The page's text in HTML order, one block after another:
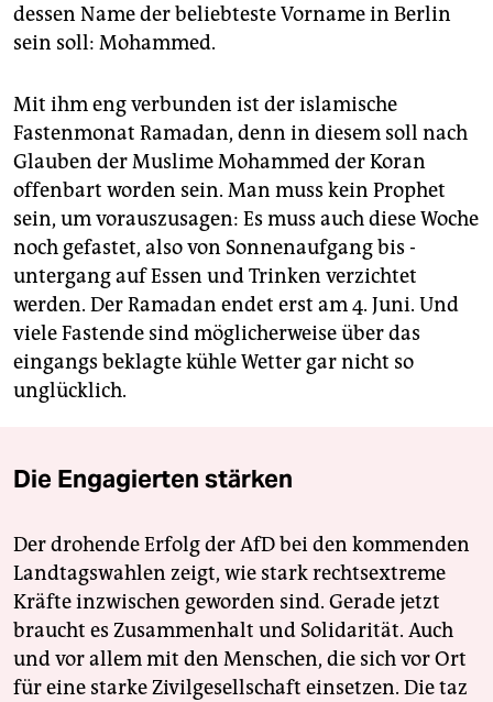
dessen Name der beliebteste Vorname in Berlin
sein soll: Mohammed.
Mit ihm eng verbunden ist der islamische
Fastenmonat Ramadan, denn in diesem soll nach
Glauben der Muslime Mohammed der Koran
offenbart worden sein. Man muss kein Prophet
sein, um vorauszusagen: Es muss auch diese Woche
noch gefastet, also von Sonnenaufgang bis -
untergang auf Essen und Trinken verzichtet
werden. Der Ramadan endet erst am 4. Juni. Und
viele Fastende sind möglicherweise über das
eingangs beklagte kühle Wetter gar nicht so
unglücklich.
Die Engagierten stärken
Der drohende Erfolg der AfD bei den kommenden
Landtagswahlen zeigt, wie stark rechtsextreme
Kräfte inzwischen geworden sind. Gerade jetzt
braucht es Zusammenhalt und Solidarität. Auch
und vor allem mit den Menschen, die sich vor Ort
für eine starke Zivilgesellschaft einsetzen. Die taz